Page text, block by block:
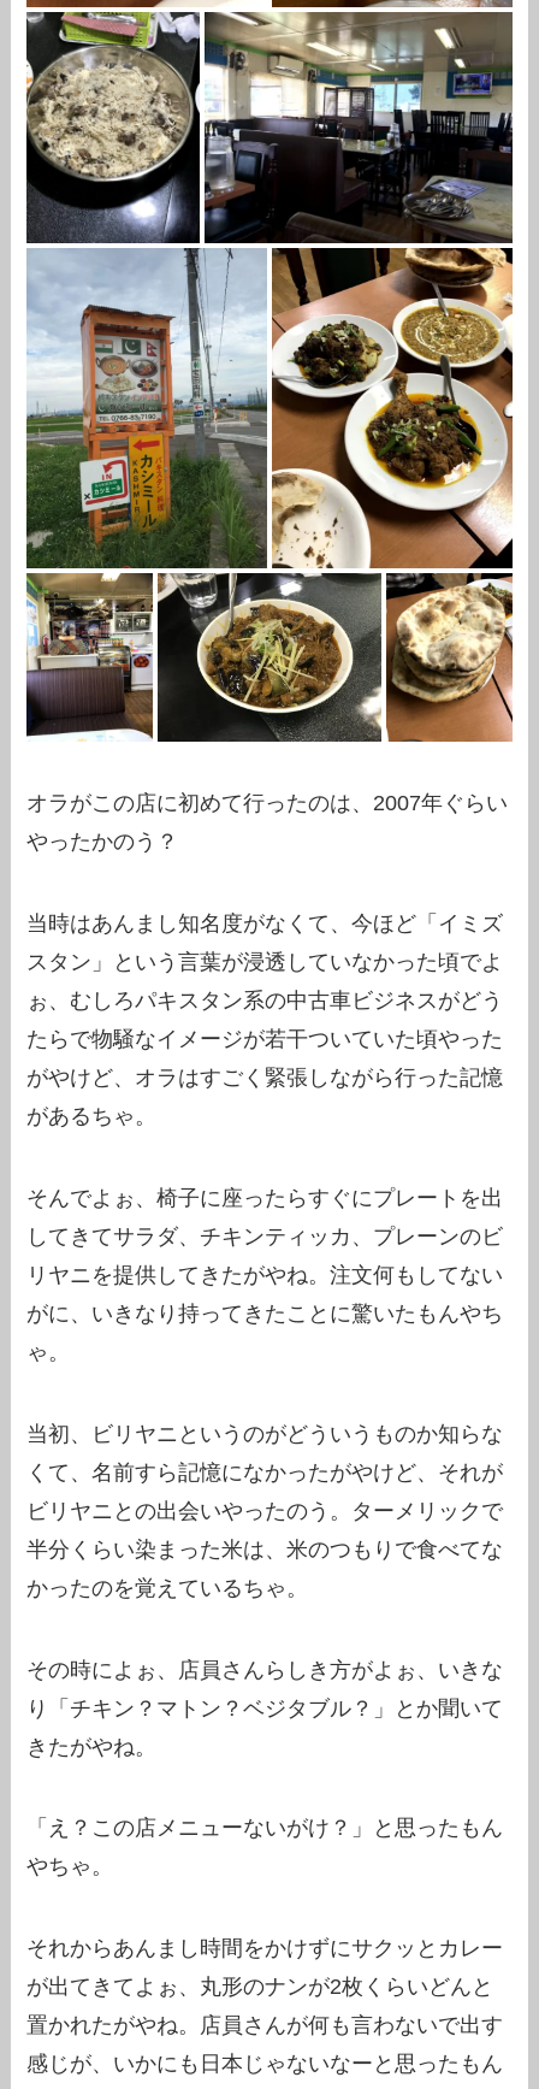
オラがこの店に初めて行ったのは、2007年ぐらい
やったかのう？
当時はあんまし知名度がなくて、今ほど「イミズ
スタン」という言葉が浸透していなかった頃でよ
ぉ、むしろパキスタン系の中古車ビジネスがどう
たらで物騒なイメージが若干ついていた頃やった
がやけど、オラはすごく緊張しながら行った記憶
があるちゃ。
そんでよぉ、椅子に座ったらすぐにプレートを出
してきてサラダ、チキンティッカ、プレーンのビ
リヤニを提供してきたがやね。注文何もしてない
がに、いきなり持ってきたことに驚いたもんやち
ゃ。
当初、ビリヤニというのがどういうものか知らな
くて、名前すら記憶になかったがやけど、それが
ビリヤニとの出会いやったのう。ターメリックで
半分くらい染まった米は、米のつもりで食べてな
かったのを覚えているちゃ。
その時によぉ、店員さんらしき方がよぉ、いきな
り「チキン？マトン？ベジタブル？」とか聞いて
きたがやね。
「え？この店メニューないがけ？」と思ったもん
やちゃ。
それからあんまし時間をかけずにサクッとカレー
が出てきてよぉ、丸形のナンが2枚くらいどんと
置かれたがやね。店員さんが何も言わないで出す
感じが、いかにも日本じゃないなーと思ったもん